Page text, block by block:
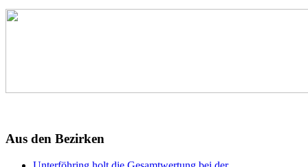
Aus den Bezirken